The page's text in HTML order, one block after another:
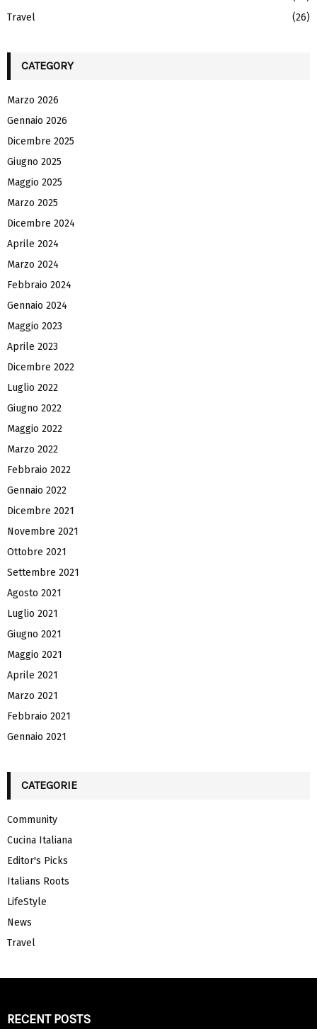
Travel
(26)
CATEGORY
Marzo 2026
Gennaio 2026
Dicembre 2025
Giugno 2025
Maggio 2025
Marzo 2025
Dicembre 2024
Aprile 2024
Marzo 2024
Febbraio 2024
Gennaio 2024
Maggio 2023
Aprile 2023
Dicembre 2022
Luglio 2022
Giugno 2022
Maggio 2022
Marzo 2022
Febbraio 2022
Gennaio 2022
Dicembre 2021
Novembre 2021
Ottobre 2021
Settembre 2021
Agosto 2021
Luglio 2021
Giugno 2021
Maggio 2021
Aprile 2021
Marzo 2021
Febbraio 2021
Gennaio 2021
CATEGORIE
Community
Cucina Italiana
Editor's Picks
Italians Roots
LifeStyle
News
Travel
RECENT POSTS